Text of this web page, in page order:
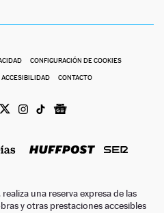
CONFIGURACIÓN DE COOKIES
ACCESIBILIDAD CONTACTO
realiza una reserva expresa de las
y otras prestaciones accesibles